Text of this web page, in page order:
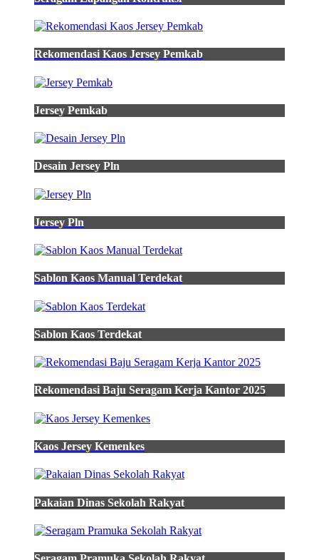
Rekomendasi Kaos Jersey Pemkab
Jersey Pemkab
Desain Jersey Pln
Jersey Pln
Sablon Kaos Manual Terdekat
Sablon Kaos Terdekat
Rekomendasi Baju Seragam Kerja Kantor 2025
Kaos Jersey Kemenkes
Pakaian Dinas Sekolah Rakyat